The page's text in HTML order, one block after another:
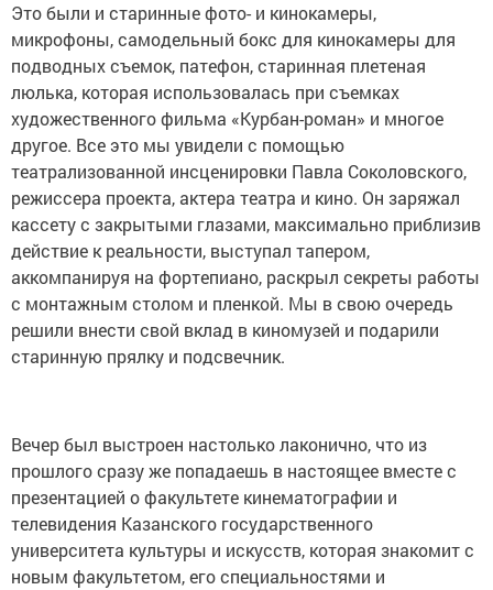
Это были и старинные фото- и кинокамеры,
микрофоны, самодельный бокс для кинокамеры для
подводных съемок, патефон, старинная плетеная
люлька, которая использовалась при съемках
художественного фильма «Курбан-роман» и многое
другое. Все это мы увидели с помощью
театрализованной инсценировки Павла Соколовского,
режиссера проекта, актера театра и кино. Он заряжал
кассету с закрытыми глазами, максимально приблизив
действие к реальности, выступал тапером,
аккомпанируя на фортепиано, раскрыл секреты работы
с монтажным столом и пленкой. Мы в свою очередь
решили внести свой вклад в киномузей и подарили
старинную прялку и подсвечник.
Вечер был выстроен настолько лаконично, что из
прошлого сразу же попадаешь в настоящее вместе с
презентацией о факультете кинематографии и
телевидения Казанского государственного
университета культуры и искусств, которая знакомит с
новым факультетом, его специальностями и